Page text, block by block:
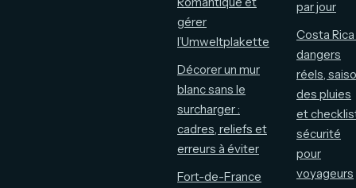
gérer
l’Umweltplakette
Décorer un mur
blanc sans le
surcharger :
cadres, reliefs et
erreurs à éviter
Fort-de-France
par jour
Costa Rica
dangers
réels,
des pluies
et
sécurité
pour
voyageurs